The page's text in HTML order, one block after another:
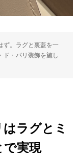
ず。ラグと裏蓋を一
ド・パリ装飾を施し
ラグとミ
で実現